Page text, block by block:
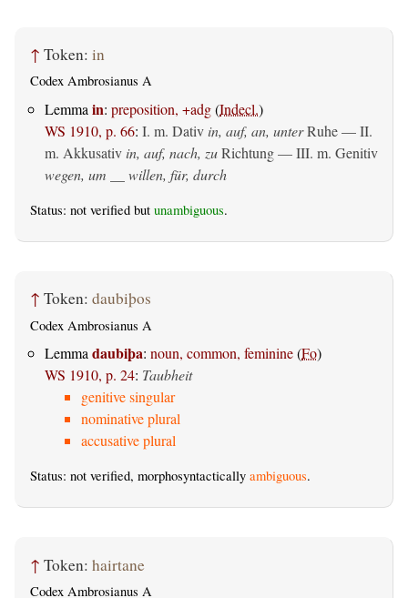
↑ Token: in
Codex Ambrosianus A
Lemma in: preposition, +adg(Indecl.)
WS 1910, p. 66: I. m. Dativ in, auf, an, unterRuhe — II.
m. Akkusativ in, auf, nach, zuRichtung — III. m. Genitiv
wegen, um __ willen, für, durch
Status: not verified but unambiguous.
↑ Token: daubiþos
Codex Ambrosianus A
Lemma daubiþa: noun, common, feminine(Fo)
WS 1910, p. 24: Taubheit
genitive singular
nominative plural
accusative plural
Status: not verified, morphosyntactically ambiguous.
↑ Token: hairtane
Codex Ambrosianus A